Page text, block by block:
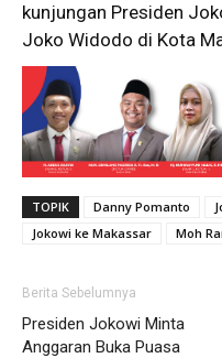
kunjungan Presiden
Joko Widodo di Kota
TOPIK Danny Pomanto
Jokowi ke Makassar
Moh
Berita Sebelumnya
Presiden Jokowi Minta
Anggaran Buka Puasa